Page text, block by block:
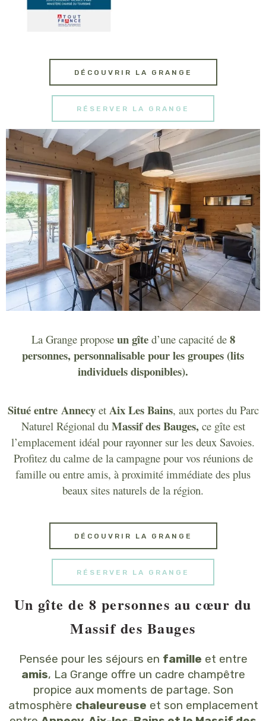
DÉCOUVRIR LA GRANGE
RÉSERVER LA GRANGE
La Grange propose un gîted’une capacité de 8
personnes, personnalisable pour les groupes (lits
individuels disponibles).
Situé entre Annecyet Aix Les Bains, aux portes du Parc
Naturel Régional du Massif des Bauges, ce gîte est
l’emplacement idéal pour rayonner sur les deux Savoies.
Profitez du calme de la campagne pour vos réunions de
famille ou entre amis, à proximité immédiate des plus
beaux sites naturels de la région.
DÉCOUVRIR LA GRANGE
RÉSERVER LA GRANGE
Un gîte de 8 personnes au cœur du
Massif des Bauges
Pensée pour les séjours en famille et entre
amis, La Grange offre un cadre champêtre
propice aux moments de partage. Son
atmosphère chaleureuse et son emplacement